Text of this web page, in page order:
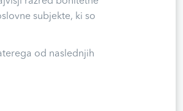
subjekte, ki so
od naslednjih